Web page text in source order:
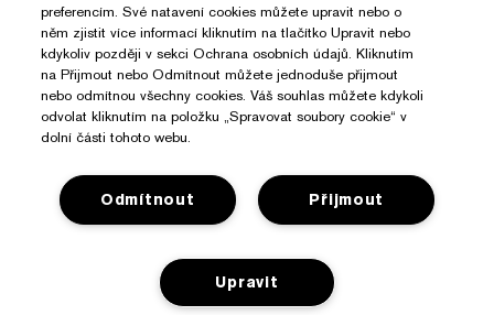
Potřebujete Pomoc?
preferencím. Své natavení cookies můžete upravit nebo o
něm zjistit více informací kliknutím na tlačítko Upravit nebo
kdykoliv později v sekci Ochrana osobních údajů. Kliknutím
na Přijmout nebo Odmítnout můžete jednoduše přijmout
nebo odmítnou všechny cookies. Váš souhlas můžete kdykoli
odvolat kliknutím na položku „Spravovat soubory cookie“ v
dolní části tohoto webu.
Přijmout
Odmítnout
Upravit